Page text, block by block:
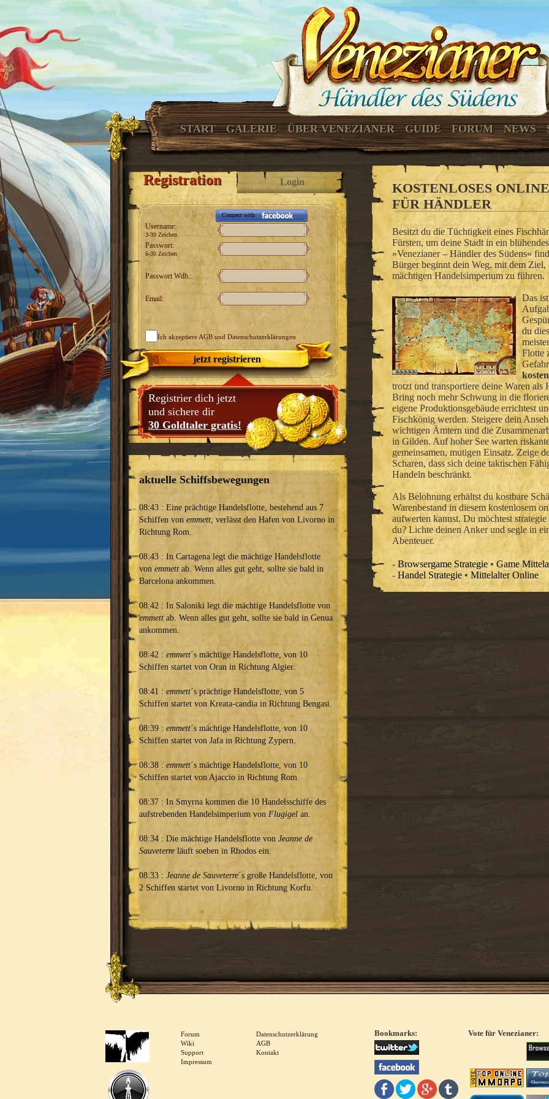
START GALERIE ÜBER VENEZIANER GUIDE FORUM NEWS
Registration Login
Connect with
Username:
3-30 Zeichen
Passwort:
6-30 Zeichen
Passwort Wdh.:
Email:
Ich akzeptiere AGB und Datenschutzerklärungen
jetzt registrieren
Registrier dich jetzt
und sichere dir
30 Goldtaler gratis!
aktuelle Schiffsbewegungen
08:43 : Eine prächtige Handelsflotte, bestehend aus 7
Schiffen von emmett, verlässt den Hafen von Livorno in
Richtung Rom.
08:43 : In Cartagena legt die mächtige Handelsflotte
von emmett ab. Wenn alles gut geht, sollte sie bald in
Barcelona ankommen.
08:42 : In Saloniki legt die mächtige Handelsflotte von
emmettab. Wenn alles gut geht, sollte sie bald in Genua
ankommen.
08:42 : emmett´s mächtige Handelsflotte, von 10
Schiffen startet von Oran in Richtung Algier.
08:41 : emmett´s prächtige Handelsflotte, von 5
Schiffen startet von Kreata-candia in Richtung Bengasi.
08:39 : emmett´s mächtige Handelsflotte, von 10
Schiffen startet von Jafa in Richtung Zypern.
08:38 : emmett´s mächtige Handelsflotte, von 10
Schiffen startet von Ajaccio in Richtung Rom.
08:37 : In Smyrna kommen die 10 Handelsschiffe des
aufstrebenden Handelsimperium von Flugigel an.
08:34 : Die mächtige Handelsflotte von Jeanne de
Sauveterre läuft soeben in Rhodos ein.
08:33 : Jeanne de Sauveterre´s große Handelsflotte, von
2 Schiffen startet von Livorno in Richtung Korfu.
KOSTENLOSES
FÜR HÄNDLER
Besitzt du die Tüchtigkeit eines
Fürsten, um deine Stadt in ein
»Venezianer – Händler des Südens«
Bürger beginnt dein Weg, mit dem Ziel,
mächtigen Handelsimperium zu führen.
Das
du
Flotte
trotzt und transportiere deine Waren
Bring noch mehr Schwung in die
eigene Produktionsgebäude errichtest
Fischkönig werden. Steigere dein
wichtigen Ämtern und die
in Gilden. Auf hoher See warten
gemeinsamen, mutigen Einsatz. Zeige
Scharen, dass sich deine taktischen
Handeln beschränkt.
Als Belohnung erhältst du kostbare
Warenbestand in diesem kostenlosem
aufwerten kannst. Du möchtest
du? Lichte deinen Anker und segle in
Abenteuer.
- Browsergame Strategie • Game
-Handel Strategie •Mittelalter Online
Forum
Wiki
Support
Impressum
Datenschutzerklärung
AGB
Kontakt
Bookmarks: Vote für Venezianer: